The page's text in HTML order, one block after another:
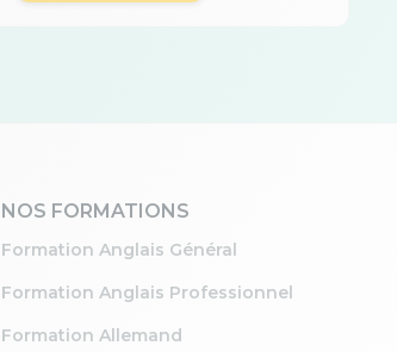
NOS FORMATIONS
Formation Anglais Général
Formation Anglais Professionnel
Formation Allemand